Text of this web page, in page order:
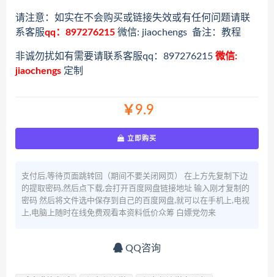
请注意：如实在不会购买或链接失效或有任何问题请联
系客服qq：897276215 微信: jiaochengs 备注：教程
非诚勿扰如有需要请联系客服qq：897276215 微信:
jiaochengs 定制
￥9.9
立即购买
支付后,等待页面跳转回（期间不要关闭网页） 在上方先复制下边
的提取密码,然后点下载,会打开百度网盘链接地址 输入刚才复制的
密码 然后将文件选中保存到自己的百度网盘,就可以在手机上,电视
上,电脑上随时在线免费观看本资料低价众筹 白嫖党勿来
QQ咨询